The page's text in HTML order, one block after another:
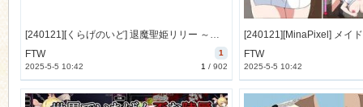
[240121][くらげのいど] 退魔聖姫リリー ～呪刻淫堕に沈みし少女～ [743M] [RJ381597]
1
FTW
1 / 902
2025-5-5 10:42
FTW
2025-5-5 10:42